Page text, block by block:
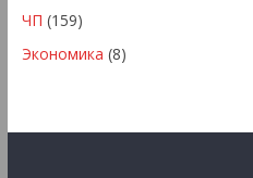
ЧП (159)
Экономика (8)